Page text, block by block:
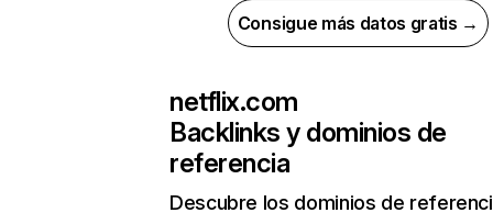
Consigue más datos gratis →
netflix.com
Backlinks y dominios de
referencia
Descubre los dominios de